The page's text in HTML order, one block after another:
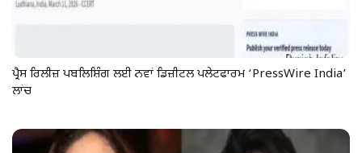
ਪ੍ਰੈਸ ਰਿਲੀਜ਼ ਪਬਲਿਸ਼ਿੰਗ ਲਈ ਨਵਾਂ ਡਿਜ਼ੀਟਲ ਪਲੇਟਫਾਰਮ ‘PressWire India’
ਲਾਂਚ